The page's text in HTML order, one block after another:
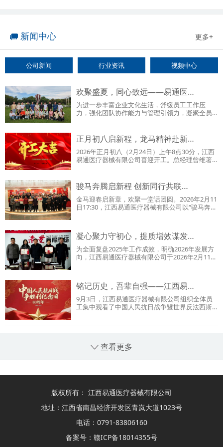
新闻中心 更多+
公司新闻 行业资讯 视频中心
欢聚盛夏，同心致远——易通医…
为进一步丰富企业文化生活，舒缓员工工作压
力，强化团队协作能力与管理引领力，凝聚全员
正月初八启新程，龙马精神赴新…
2026年正月初八（2月24日）上午8点30分，江西
易通医疗器械有限公司喜迎开工。总经理曾维著
骏马奔腾启新程 创新同行共联…
金马迎春启新章，欢聚一堂话团圆。2026年2月11
日17:30，江西易通医疗器械有限公司以“骏马奔
凝心聚力守初心，提质增效谋发…
为全面复盘2025年工作成效，明确2026年发展方
向，江西易通医疗器械有限公司于2026年2月11日
铭记历史，吾辈自强——江西易…
9月3日，江西易通医疗器械有限公司组织全体员
工集中观看了中国人民抗日战争暨世界反法西斯
查看更多
版权所有： 江西易通医疗器械有限公司
地址：江西省南昌经济开发区青岚大道1023号
电话：0791-83806160
备案号： 赣ICP备18014355号